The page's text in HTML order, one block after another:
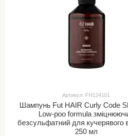
Артикул: FH124101
Шампунь Fut HAIR Curly Code
Low-poo formula
безсульфатний для кучерявого
250 мл